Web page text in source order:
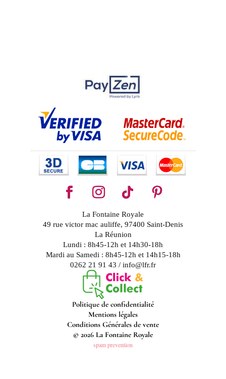
La Fontaine Royale
49 rue victor mac auliffe, 97400 Saint-Denis
La Réunion
Lundi : 8h45-12h et 14h30-18h
Mardi au Samedi : 8h45-12h et 14h15-18h
0262 21 91 43 / info@lfr.fr
Politique de confidentialité
Mentions légales
Conditions Générales de vente
© 2026 La Fontaine Royale
spam prevention